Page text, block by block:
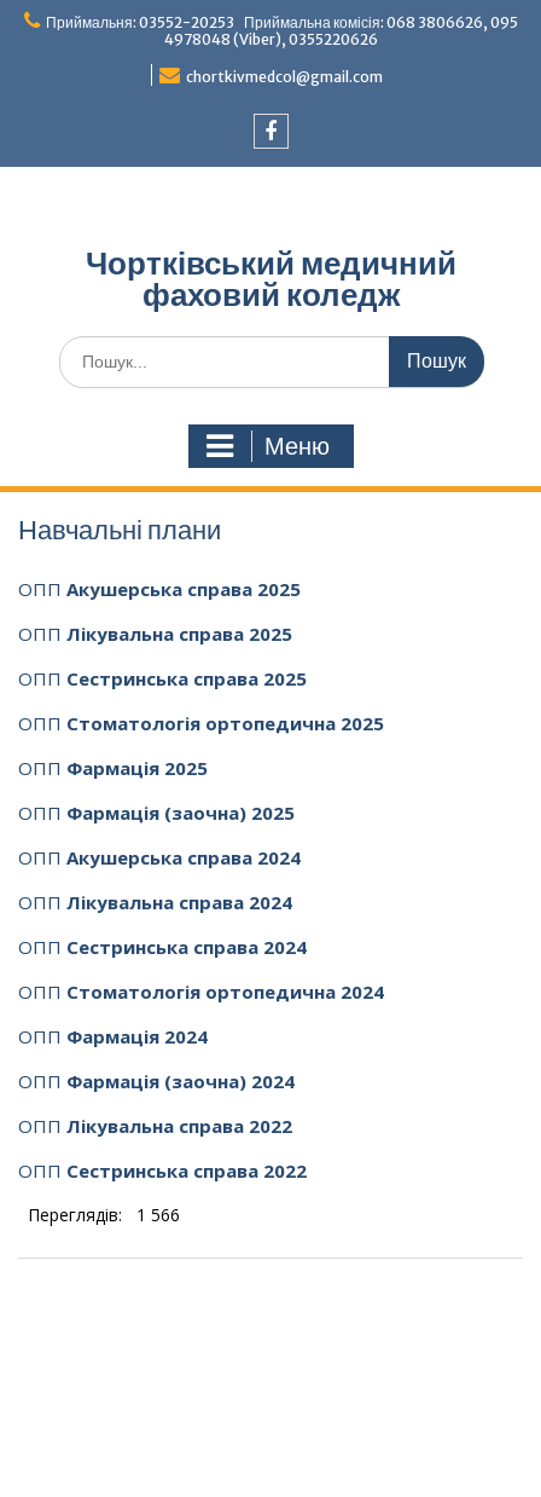
ПерейтиПриймальня: 03552-20253 Приймальна комісія: 068 3806626, 095
4978048 (Viber), 0355220626
chortkivmedcol@gmail.com
Чортківський медичний
фаховий коледж
Шукати:
Меню
Навчальні плани
ОПП Акушерська справа 2025
ОПП Лікувальна справа 2025
ОПП Сестринська справа 2025
ОПП Стоматологія ортопедична 2025
ОПП Фармація 2025
ОПП Фармація (заочна) 2025
ОПП Акушерська справа 2024
ОПП Лікувальна справа 2024
ОПП Сестринська справа 2024
ОПП Стоматологія ортопедична 2024
ОПП Фармація 2024
ОПП Фармація (заочна) 2024
ОПП Лікувальна справа 2022
ОПП Сестринська справа 2022
Переглядів: 1 566